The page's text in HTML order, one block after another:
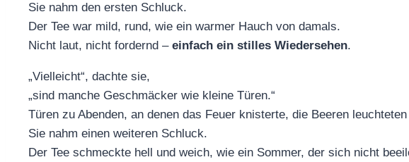
Sie nahm den ersten Schluck.
Der Tee war mild, rund, wie ein warmer Hauch von damals.
Nicht laut, nicht fordernd – einfach ein stilles Wiedersehen.
„Vielleicht“, dachte sie,
„sind manche Geschmäcker wie kleine Türen.“
Türen zu Abenden, an denen das Feuer knisterte, die Beeren
Sie nahm einen weiteren Schluck.
Der Tee schmeckte hell und weich, wie ein Sommer, der sich nicht